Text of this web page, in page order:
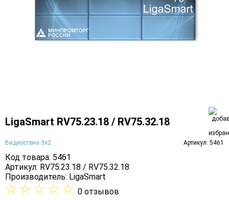
LigaSmart RV75.23.18 / RV75.32.18
Видеостена 3х2 Артикул: 5461
Код товара: 5461
Артикул: RV75.23.18 / RV75.32.18
Производитель: LigaSmart
☆ ☆ ☆ ☆ ☆ 0 отзывов